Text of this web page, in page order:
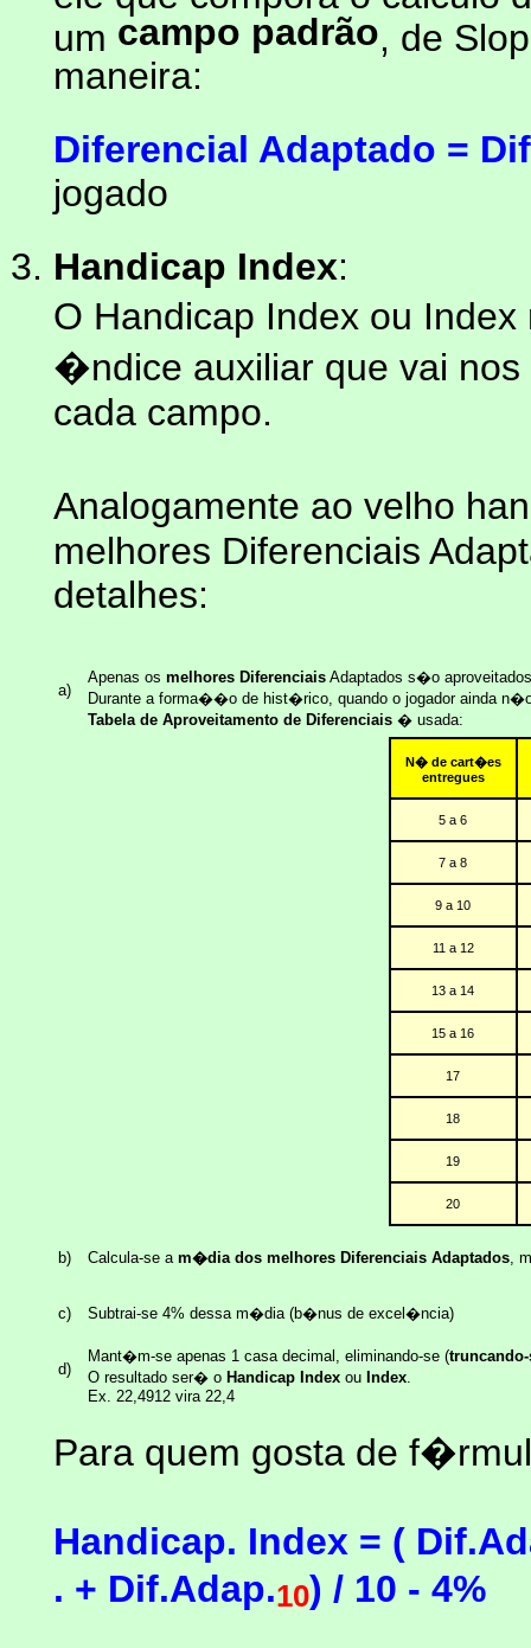
um campo padrão , de
maneira:
Diferencial Adaptado =
jogado
Handicap Index:
O Handicap Index ou
�ndice auxiliar que vai
cada campo.
Analogamente ao velho
melhores Diferenciais
detalhes:
a)
Apenas os melhores Diferenciais Adaptados s�o
Durante a forma��o de hist�rico, quando o jogador ainda
Tabela de Aproveitamento de Diferenciais � usada:
N� de cart�es
entregues
5 a 6
7 a 8
9 a 10
11 a 12
13 a 14
15 a 16
17
18
19
20
b) Calcula-se a m�dia dos melhores Diferenciais Adaptados,
c) Subtrai-se 4% dessa m�dia (b�nus de excel�ncia)
d)
Mant�m-se apenas 1 casa decimal, eliminando-se (truncando-
O resultado ser� o Handicap Index ou Index.
Ex. 22,4912 vira 22,4
Para quem gosta de
Handicap. Index = (
. + Dif.Adap.10) / 10 - 4%